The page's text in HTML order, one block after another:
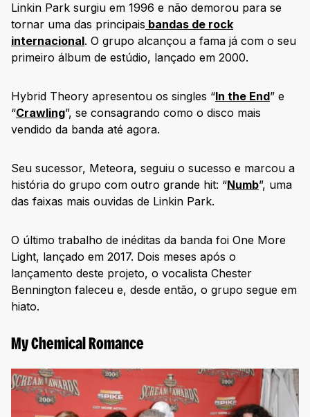
Linkin Park surgiu em 1996 e não demorou para se
tornar uma das principais bandas de rock
internacional. O grupo alcançou a fama já com o seu
primeiro álbum de estúdio, lançado em 2000.
Hybrid Theory apresentou os singles “In the End” e
“Crawling”, se consagrando como o disco mais
vendido da banda até agora.
Seu sucessor, Meteora, seguiu o sucesso e marcou a
história do grupo com outro grande hit: “Numb”, uma
das faixas mais ouvidas de Linkin Park.
O último trabalho de inéditas da banda foi One More
Light, lançado em 2017. Dois meses após o
lançamento deste projeto, o vocalista Chester
Bennington faleceu e, desde então, o grupo segue em
hiato.
My Chemical Romance